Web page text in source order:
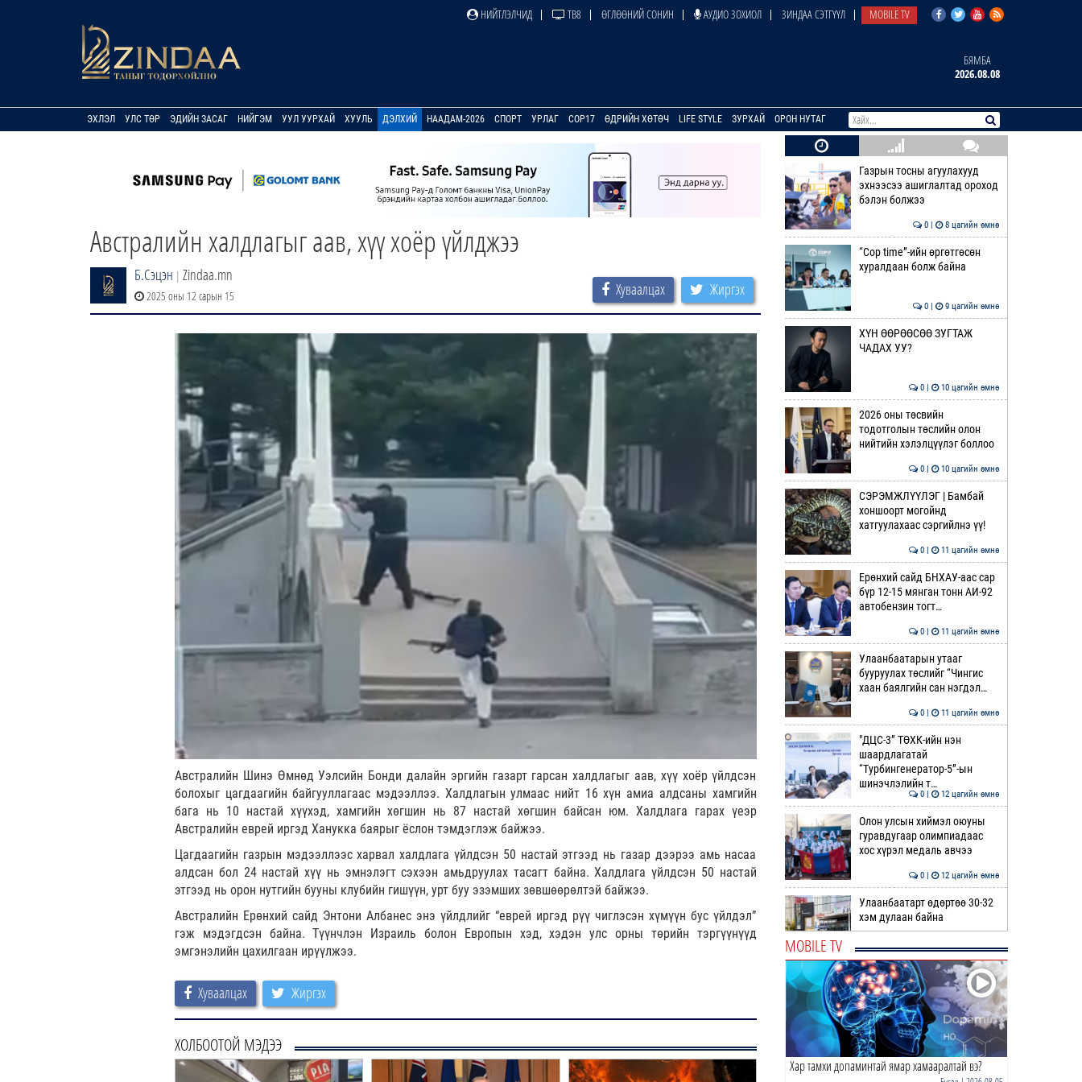
НИЙТЛЭЛЧИД ТВ8 ӨГЛӨӨНИЙ СОНИН АУДИО ЗОХИОЛ ЗИНДАА СЭТГҮҮЛ MOBILE TV
БЯМБА
2026.08.08
ЭХЛЭЛ УЛС ТӨР ЭДИЙН ЗАСАГ НИЙГЭМ УУЛ УУРХАЙ ХУУЛЬ ДЭЛХИЙ НААДАМ-2026 СПОРТ УРЛАГ COP17 ӨДРИЙН ХӨТӨЧ LIFE STYLE ЗУРХАЙ ОРОН НУТАГ
Австралийн халдлагыг аав, хүү хоёр үйлджээ
Б.Сэцэн | Zindaa.mn
2025 оны 12 сарын 15 Хуваалцах Жиргэх
Австралийн Шинэ Өмнөд Уэлсийн Бонди далайн эргийн газарт гарсан халдлагыг аав, хүү хоёр үйлдсэн
болохыг цагдаагийн байгууллагаас мэдээллээ. Халдлагын улмаас нийт 16 хүн амиа алдсаны хамгийн
бага нь 10 настай хүүхэд, хамгийн хөгшин нь 87 настай хөгшин байсан юм. Халдлага гарах үеэр
Австралийн еврей иргэд Ханукка баярыг ёслон тэмдэглэж байжээ.
Цагдаагийн газрын мэдээллээс харвал халдлага үйлдсэн 50 настай этгээд нь газар дээрээ амь насаа
алдсан бол 24 настай хүү нь эмнэлэгт сэхээн амьдруулах тасагт байна. Халдлага үйлдсэн 50 настай
этгээд нь орон нутгийн бууны клубийн гишүүн, урт буу эзэмших зөвшөөрөлтэй байжээ.
Австралийн Ерөнхий сайд Энтони Албанес энэ үйлдлийг “еврей иргэд рүү чиглэсэн хүмүүн бус үйлдэл”
гэж мэдэгдсэн байна. Түүнчлэн Израиль болон Европын хэд, хэдэн улс орны төрийн тэргүүнүүд
эмгэнэлийн цахилгаан ирүүлжээ.
Хуваалцах Жиргэх
ХОЛБООТОЙ МЭДЭЭ
Газрын тосны агуулахууд
эхнээсээ ашиглалтад ороход
бэлэн болжээ
0 | 8 цагийн өмнө
“Cop time”-ийн өргөтгөсөн
хуралдаан болж байна
0 | 9 цагийн өмнө
ХҮН ӨӨРӨӨСӨӨ ЗУГТАЖ
ЧАДАХ УУ?
0 | 10 цагийн өмнө
2026 оны төсвийн
тодотголын төслийн олон
нийтийн хэлэлцүүлэг боллоо
0 | 10 цагийн өмнө
СЭРЭМЖЛҮҮЛЭГ | Бамбай
хоншоорт могойнд
хатгуулахаас сэргийлнэ үү!
0 | 11 цагийн өмнө
Ерөнхий сайд БНХАУ-аас сар
бүр 12-15 мянган тонн АИ-92
автобензин тогт…
0 | 11 цагийн өмнө
Улаанбаатарын утааг
бууруулах төслийг “Чингис
хаан баялгийн сан нэгдэл…
0 | 11 цагийн өмнө
"ДЦС-3” ТӨХК-ийн нэн
шаардлагатай
“Турбингенератор-5”-ын
шинэчлэлийн т…
0 | 12 цагийн өмнө
Олон улсын хиймэл оюуны
гуравдугаар олимпиадаас
хос хүрэл медаль авчээ
0 | 12 цагийн өмнө
Улаанбаатарт өдөртөө 30-32
хэм дулаан байна
ДОРНЫН ЗУРХАЙ | Морь,
нохой жилтнээ аливаа үйлийг
хийхэд эерэг сайн
0 | 13 цагийн өмнө
ӨГЛӨӨНИЙ МЭНД!
MOBILE TV
Хар тамхи допаминтай ямар хамааралтай вэ?